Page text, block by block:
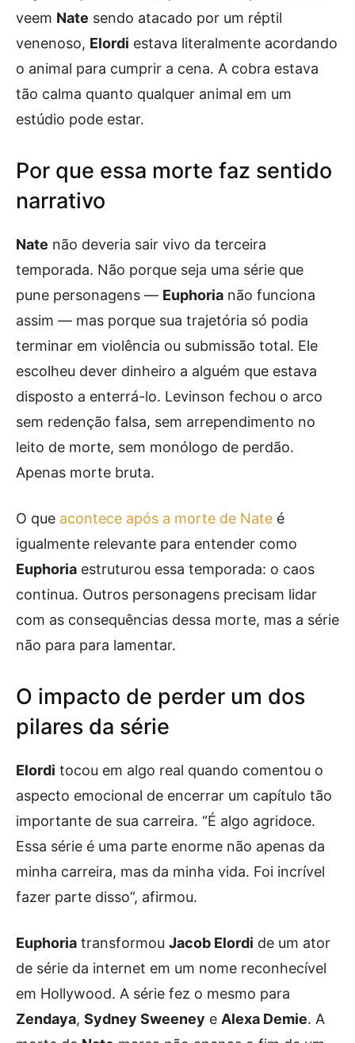
veem Nate sendo atacado por um réptil
venenoso, Elordi estava literalmente acordando
o animal para cumprir a cena. A cobra estava
tão calma quanto qualquer animal em um
estúdio pode estar.
Por que essa morte faz sentido
narrativo
Nate não deveria sair vivo da terceira
temporada. Não porque seja uma série que
pune personagens — Euphoria não funciona
assim — mas porque sua trajetória só podia
terminar em violência ou submissão total. Ele
escolheu dever dinheiro a alguém que estava
disposto a enterrá-lo. Levinson fechou o arco
sem redenção falsa, sem arrependimento no
leito de morte, sem monólogo de perdão.
Apenas morte bruta.
O que acontece após a morte de Nate é
igualmente relevante para entender como
Euphoria estruturou essa temporada: o caos
continua. Outros personagens precisam lidar
com as consequências dessa morte, mas a série
não para para lamentar.
O impacto de perder um dos
pilares da série
Elordi tocou em algo real quando comentou o
aspecto emocional de encerrar um capítulo tão
importante de sua carreira. “É algo agridoce.
Essa série é uma parte enorme não apenas da
minha carreira, mas da minha vida. Foi incrível
fazer parte disso”, afirmou.
Euphoria transformou Jacob Elordi de um ator
de série da internet em um nome reconhecível
em Hollywood. A série fez o mesmo para
Zendaya, Sydney Sweeney e Alexa Demie. A